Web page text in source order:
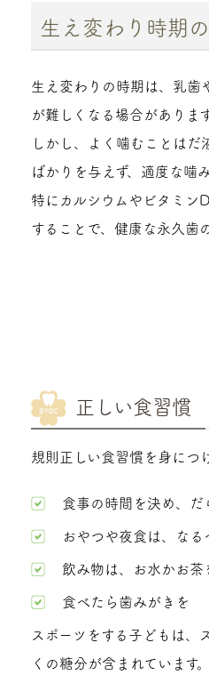
生え変わり時期
生え変わりの時期は、乳歯
が難しくなる場合があります
しかし、よく噛むことは
ばかりを与えず、適度な噛
特にカルシウムやビタミン
することで、健康な永久歯
正しい食習慣
規則正しい食習慣を身につ
食事の時間を決め、だ
おやつや夜食は、な
飲み物は、お水かお茶
食べたら歯みがきを
スポーツをする子どもは、
くの糖分が含まれています。